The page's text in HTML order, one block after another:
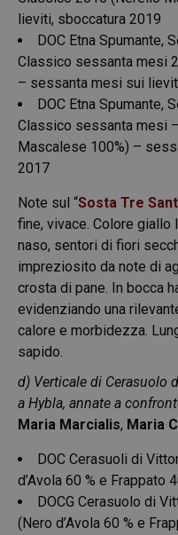
lieviti, sboccatura 2019
DOC Etna Spumante,
Classico sessanta mesi
– sessanta mesi sui
DOC Etna Spumante,
Classico sessanta mesi
Mascalese 100%) –
2017
Note sul “Sosta Tre
fine, vivace. Colore giallo
naso, sentori di fiori
impreziosito da note di
crosta di pane. In bocca
evidenziando una
calore e morbidezza.
sapido.
d) Verticale di Cerasuolo
a Hybla, annate a
Maria Marcialis, Maria
DOC Cerasuoli di
d’Avola 60 % e Frappato
DOCG Cerasuolo di
(Nero d’Avola 60 % e